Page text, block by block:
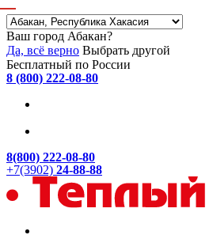
Ваш город Абакан?
Да, всё верно Выбрать другой
Бесплатный по России
8 (800) 222-08-80
8(800) 222-08-80
+7(3902) 24-88-88